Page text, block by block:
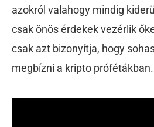
azokról valahogy mindig
csak önös érdekek vezérlik
csak azt bizonyítja, hogy
megbízni a kripto prófétákban.